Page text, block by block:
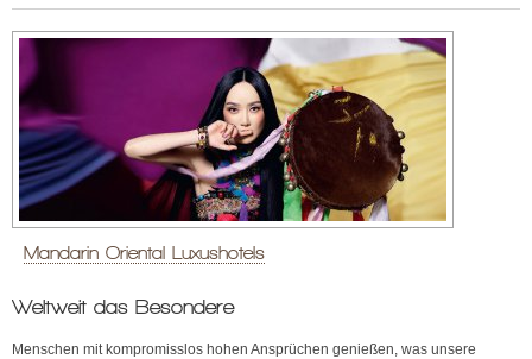
Mandarin Oriental Luxushotels
Weltweit das Besondere
Menschen mit kompromisslos hohen Ansprüchen genießen, was unsere